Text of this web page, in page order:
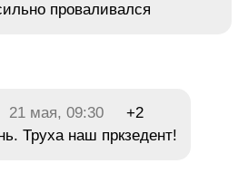
проваливался
21 мая, 09:30
+2
Труха наш пркзедент!